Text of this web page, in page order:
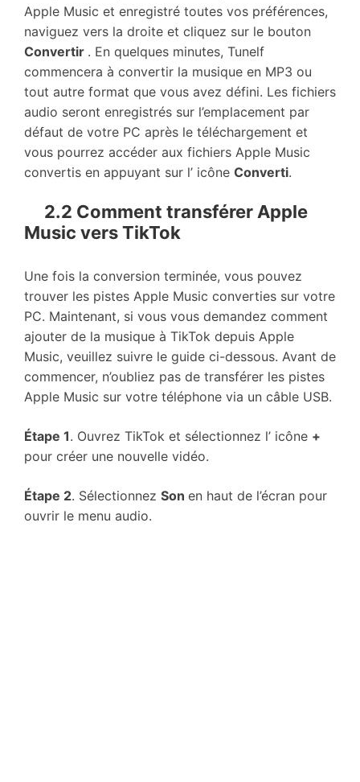
Apple Music et enregistré toutes vos préférences,
naviguez vers la droite et cliquez sur le bouton
Convertir . En quelques minutes, Tunelf
commencera à convertir la musique en MP3 ou
tout autre format que vous avez défini. Les fichiers
audio seront enregistrés sur l’emplacement par
défaut de votre PC après le téléchargement et
vous pourrez accéder aux fichiers Apple Music
convertis en appuyant sur l’ icône Converti.
2.2 Comment transférer Apple
Music vers TikTok
Une fois la conversion terminée, vous pouvez
trouver les pistes Apple Music converties sur votre
PC. Maintenant, si vous vous demandez comment
ajouter de la musique à TikTok depuis Apple
Music, veuillez suivre le guide ci-dessous. Avant de
commencer, n’oubliez pas de transférer les pistes
Apple Music sur votre téléphone via un câble USB.
Étape 1. Ouvrez TikTok et sélectionnez l’ icône +
pour créer une nouvelle vidéo.
Étape 2. Sélectionnez Son en haut de l’écran pour
ouvrir le menu audio.